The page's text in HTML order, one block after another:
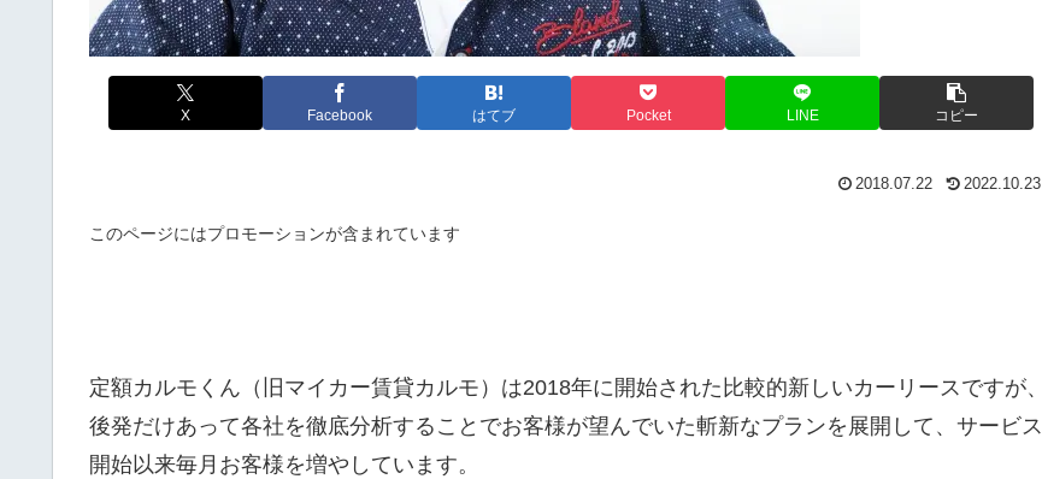
X Facebook はてブ Pocket LINE コピー
2018.07.22 2022.10.23
このページにはプロモーションが含まれています
定額カルモくん（旧マイカー賃貸カルモ）は2018年に開始された比較的新しいカーリースですが、
後発だけあって各社を徹底分析することでお客様が望んでいた斬新なプランを展開して、サービス
開始以来毎月お客様を増やしています。